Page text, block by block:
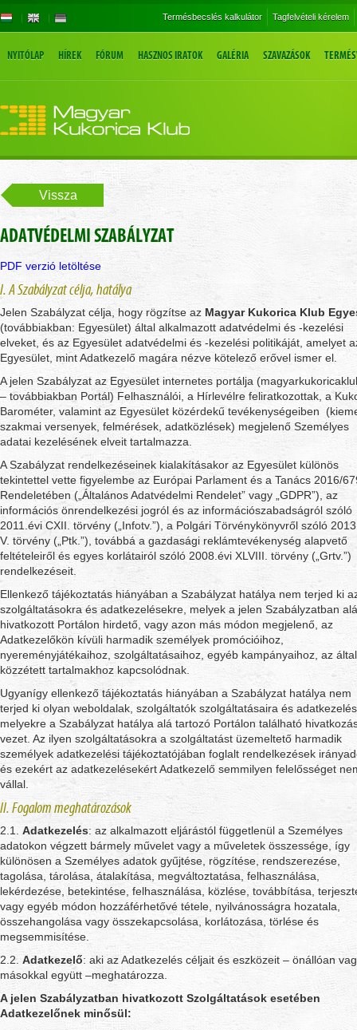
Termésbecslés kalkulátor Tagfelvételi kérelem
NYITÓLAP HÍREK FÓRUM HASZNOS IRATOK GALÉRIA SZAVAZÁSOK
Vissza
ADATVÉDELMI SZABÁLYZAT
PDF verzió letöltése
I. A Szabályzat célja, hatálya
Jelen Szabályzat célja, hogy rögzítse az Magyar Kukorica Klub
(továbbiakban: Egyesület) által alkalmazott adatvédelmi és -kezelési
elveket, és az Egyesület adatvédelmi és -kezelési politikáját, amelyet
Egyesület, mint Adatkezelő magára nézve kötelező erővel ismer el.
A jelen Szabályzat az Egyesület internetes portálja
– továbbiakban Portál) Felhasználói, a Hírlevélre feliratkozottak, a
Barométer, valamint az Egyesület közérdekű tevékenységeiben
szakmai versenyek, felmérések, adatközlések) megjelenő Személyes
adatai kezelésének elveit tartalmazza.
A Szabályzat rendelkezéseinek kialakításakor az Egyesület különös
tekintettel vette figyelembe az Európai Parlament és a Tanács 2016/
Rendeletében („Általános Adatvédelmi Rendelet” vagy „GDPR”), az
információs önrendelkezési jogról és az információszabadságról szóló
2011.évi CXII. törvény („Infotv.”), a Polgári Törvénykönyvről szóló
V. törvény („Ptk.”), továbbá a gazdasági reklámtevékenység alapvető
feltételeiről és egyes korlátairól szóló 2008.évi XLVIII. törvény („Grtv.”)
rendelkezéseit.
Ellenkező tájékoztatás hiányában a Szabályzat hatálya nem terjed ki
szolgáltatásokra és adatkezelésekre, melyek a jelen Szabályzatban
hivatkozott Portálon hirdető, vagy azon más módon megjelenő, az
Adatkezelőkön kívüli harmadik személyek promócióihoz,
nyereményjátékaihoz, szolgáltatásaihoz, egyéb kampányaihoz, az
közzétett tartalmakhoz kapcsolódnak.
Ugyanígy ellenkező tájékoztatás hiányában a Szabályzat hatálya nem
terjed ki olyan weboldalak, szolgáltatók szolgáltatásaira és
melyekre a Szabályzat hatálya alá tartozó Portálon található
vezet. Az ilyen szolgáltatásokra a szolgáltatást üzemeltető harmadik
személyek adatkezelési tájékoztatójában foglalt rendelkezések
és ezekért az adatkezelésekért Adatkezelő semmilyen felelősséget
vállal.
II. Fogalom meghatározások
2.1. Adatkezelés: az alkalmazott eljárástól függetlenül a Személyes
adatokon végzett bármely művelet vagy a műveletek összessége, így
különösen a Személyes adatok gyűjtése, rögzítése, rendszerezése,
tagolása, tárolása, átalakítása, megváltoztatása, felhasználása,
lekérdezése, betekintése, felhasználása, közlése, továbbítása,
vagy egyéb módon hozzáférhetővé tétele, nyilvánosságra hozatala,
összehangolása vagy összekapcsolása, korlátozása, törlése és
megsemmisítése.
2.2. Adatkezelő: aki az Adatkezelés céljait és eszközeit – önállóan
másokkal együtt –meghatározza.
A jelen Szabályzatban hivatkozott Szolgáltatások esetében
Adatkezelőnek minősül: